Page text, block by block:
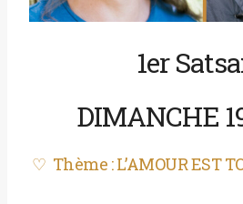
1er
DIMANCHE
♡ Thème :L’AMOUR EST